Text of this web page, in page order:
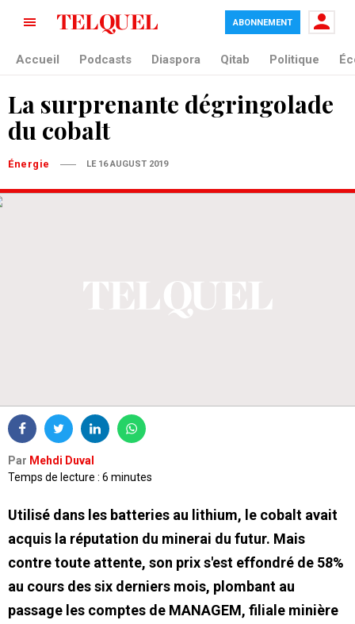
ABONNEMENT
Accueil Podcasts Diaspora Qitab Politique
La surprenante dégringolade
du cobalt
Énergie LE 16 AUGUST 2019
Par Mehdi Duval
Temps de lecture : 6 minutes
Utilisé dans les batteries au lithium, le cobalt avait
acquis la réputation du minerai du futur. Mais
contre toute attente, son prix s'est effondré de 58%
au cours des six derniers mois, plombant au
passage les comptes de MANAGEM, filiale minière